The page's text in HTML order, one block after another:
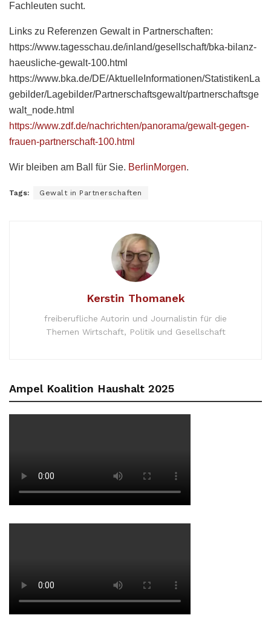
Fachleuten sucht.
Links zu Referenzen Gewalt in Partnerschaften:
https://www.tagesschau.de/inland/gesellschaft/bka-bilanz-
haeusliche-gewalt-100.html
https://www.bka.de/DE/AktuelleInformationen/StatistikenLa
gebilder/Lagebilder/Partnerschaftsgewalt/partnerschaftsge
walt_node.html
https://www.zdf.de/nachrichten/panorama/gewalt-gegen-
frauen-partnerschaft-100.html
Wir bleiben am Ball für Sie. BerlinMorgen.
Tags: Gewalt in Partnerschaften
Kerstin Thomanek
freiberufliche Autorin und Journalistin für die
Themen Wirtschaft, Politik und Gesellschaft
Ampel Koalition Haushalt 2025